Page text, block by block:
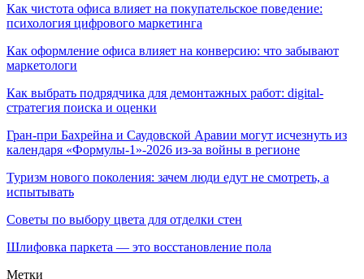
Как чистота офиса влияет на покупательское поведение:
психология цифрового маркетинга
Как оформление офиса влияет на конверсию: что забывают
маркетологи
Как выбрать подрядчика для демонтажных работ: digital-
стратегия поиска и оценки
Гран-при Бахрейна и Саудовской Аравии могут исчезнуть из
календаря «Формулы-1»-2026 из-за войны в регионе
Туризм нового поколения: зачем люди едут не смотреть, а
испытывать
Советы по выбору цвета для отделки стен
Шлифовка паркета — это восстановление пола
Метки